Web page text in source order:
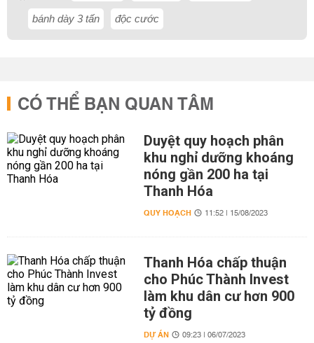
bánh dày 3 tấn độc cước
CÓ THỂ BẠN QUAN TÂM
Duyệt quy hoạch phân
khu nghỉ dưỡng khoáng
nóng gần 200 ha tại
Thanh Hóa
QUY HOẠCH 11:52 | 15/08/2023
Thanh Hóa chấp thuận
cho Phúc Thành Invest
làm khu dân cư hơn 900
tỷ đồng
DỰ ÁN 09:23 | 06/07/2023